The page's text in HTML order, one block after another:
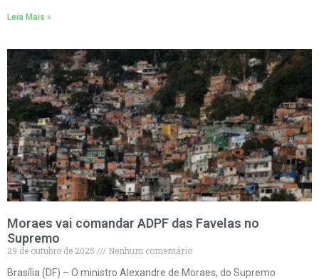
Leia Mais »
Moraes vai comandar ADPF das Favelas no
Supremo
29 de outubro de 2025
Nenhum comentário
Brasília (DF) – O ministro Alexandre de Moraes, do Supremo